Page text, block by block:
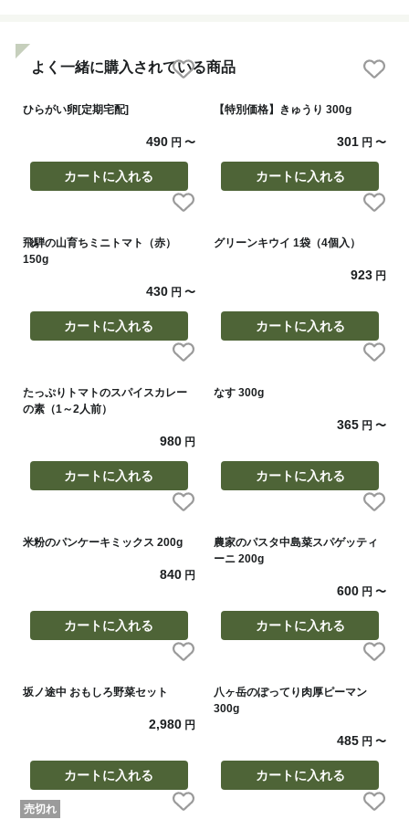
よく一緒に購入されている商品
ひらがい卵[定期宅配]
490円 〜
カートに入れる
【特別価格】きゅうり 300g
301 円〜
カートに入れる
飛騨の山育ちミニトマト（赤）
150g
430円 〜
カートに入れる
グリーンキウイ 1袋（4個入）
923 円
カートに入れる
たっぷりトマトのスパイスカレー
の素（1～2人前）
980円
カートに入れる
なす 300g
365 円〜
カートに入れる
米粉のパンケーキミックス 200g
840円
カートに入れる
農家のパスタ中島菜スパゲッティ
ーニ 200g
600 円〜
カートに入れる
坂ノ途中 おもしろ野菜セット
2,980円
カートに入れる
八ヶ岳のぽってり肉厚ピーマン
300g
485 円〜
カートに入れる
売切れ